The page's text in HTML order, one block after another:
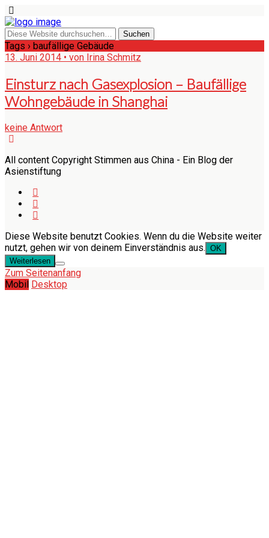
Tags › baufällige Gebäude
13. Juni 2014 • von Irina Schmitz
Einsturz nach Gasexplosion – Baufällige
Wohngebäude in Shanghai
keine Antwort
All content Copyright Stimmen aus China - Ein Blog der
Asienstiftung
Diese Website benutzt Cookies. Wenn du die Website weiter
nutzt, gehen wir von deinem Einverständnis aus. OK
Weiterlesen
Zum Seitenanfang
Mobil Desktop